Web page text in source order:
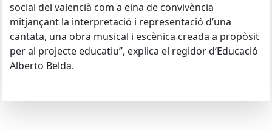
social del valencià com a eina de convivència
mitjançant la interpretació i representació d’una
cantata, una obra musical i escènica creada a propòsit
per al projecte educatiu”, explica el regidor d’Educació
Alberto Belda.